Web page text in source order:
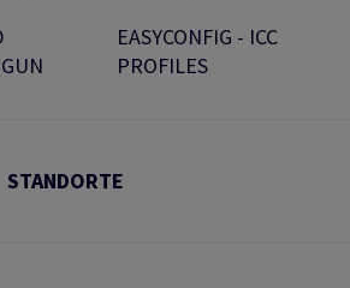
EASYCONFIG - ICC
PROFILES
STANDORTE